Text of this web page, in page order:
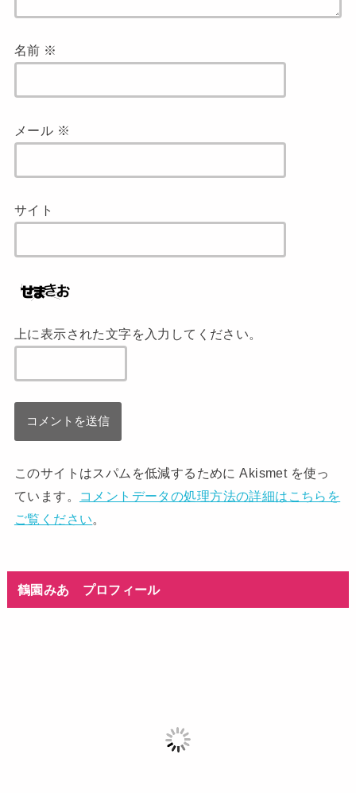
名前 ※
メール ※
サイト
上に表示された文字を入力してください。
このサイトはスパムを低減するために Akismet を使っ
ています。
コメントデータの処理方法の詳細はこちらを
ご覧ください。
鶴園みあ プロフィール